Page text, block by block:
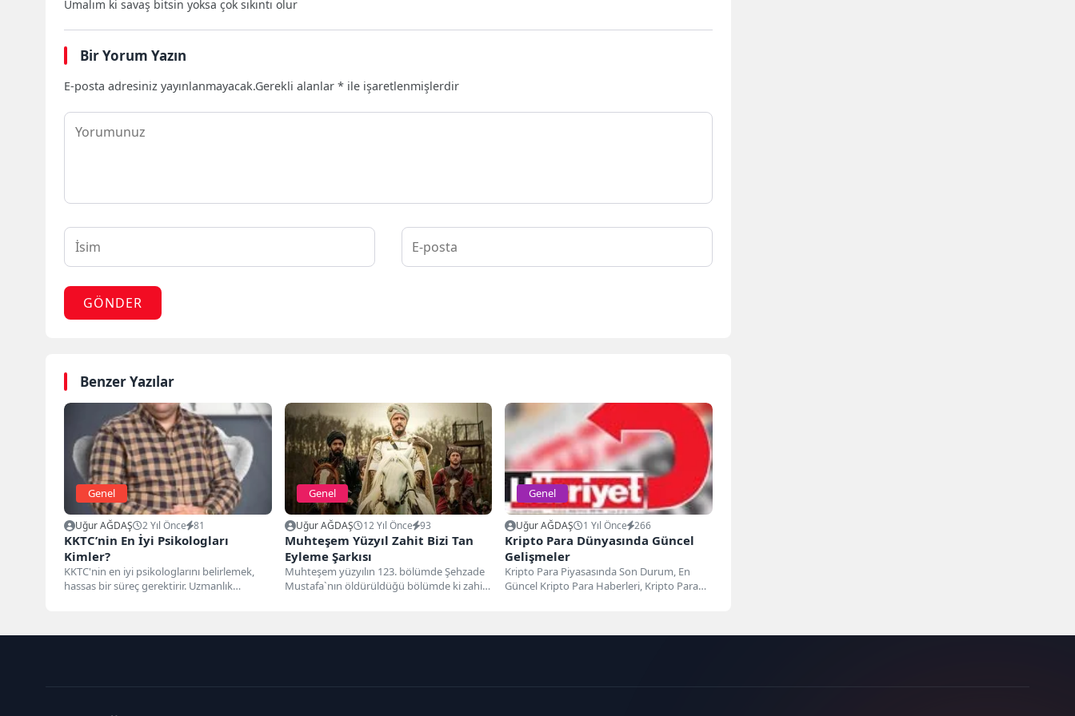
Umalım ki savaş bitsin yoksa çok sıkıntı olur
Bir Yorum Yazın
E-posta adresiniz yayınlanmayacak.Gerekli alanlar* ile işaretlenmişlerdir
GÖNDER
Benzer Yazılar
Genel
Uğur AĞDAŞ 2 Yıl Önce 81
KKTC’nin En İyi Psikologları
Kimler?
KKTC'nin en iyi psikologlarını belirlemek,
hassas bir süreç gerektirir. Uzmanlık
Genel
Uğur AĞDAŞ 12 Yıl Önce 93
Muhteşem Yüzyıl Zahit Bizi Tan
Eyleme Şarkısı
Muhteşem yüzyılın 123. bölümde Şehzade
Mustafa`nın öldürüldüğü bölümde ki zahit
Genel
Uğur AĞDAŞ 1 Yıl Önce 266
Kripto Para Dünyasında Güncel
Gelişmeler
Kripto Para Piyasasında Son Durum, En
Güncel Kripto Para Haberleri, Kripto Para